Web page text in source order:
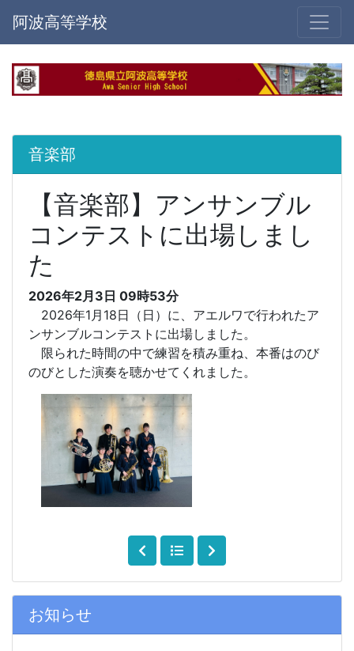
阿波高等学校
お知らせ
音楽部
【音楽部】アンサンブル
コンテストに出場しまし
た
2026年2月3日 09時53分
2026年1月18日（日）に、アエルワで行われたア
ンサンブルコンテストに出場しました。
限られた時間の中で練習を積み重ね、本番はのび
のびとした演奏を聴かせてくれました。